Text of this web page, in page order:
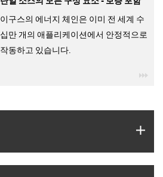
이구스의 에너지 체인은 이미 전 세계 수
십만 개의 애플리케이션에서 안정적으로
작동하고 있습니다.